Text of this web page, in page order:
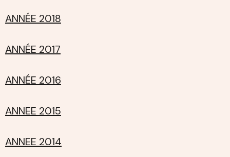
ANNÉE 2018
ANNÉE 2017
ANNÉE 2016
ANNEE 2015
ANNEE 2014